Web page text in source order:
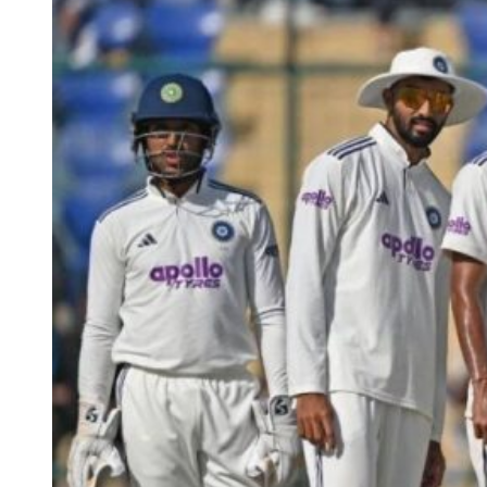
सकता हूं कि अगर मैं भारत के खिलाफ सभी मैच खेलता हूं, तो मुझे
बेहद कठिन एशेज सीरीज से पहले कुछ आराम की जरूरत होगी।”
अगर पैट कमिंस बॉर्डर-गावस्कर ट्रॉफी के बाद, एशेज सीरीज से पहले आराम का
फैसला लेते हैं तो फिर उनके IPL 2027 में नजर आने की संभावना कम ही लग
रही है। ऐसे में काव्या मारन किसी अन्य को पूर्णकालिक कप्तान बनाने का फैसला
ले सकती हैं।
कमिंस के बाहर होने पर इस खिलाड़ी को बनाया जा सकता है SRH
का परमानेंट
IPL 2027 में पैट कमिंस (Pat Cummins) नहीं खेलते हैं तो फिर काव्या मारन
SRH के परमानेंट कप्तान के रूप मेंईशान किशन
का चयन कर सकती हैं। ईशान
ने हालिया सीजन में भी पहले चरण में कप्तानी की थी, जब कमिंस फिटनेस के
कारण उपलब्ध नहीं थे। बल्ले से भी ईशान ने खुद को साबित किया है और उन्हें
घरेलू क्रिकेट में भी लीडरशिप का काफी ज्यादा अनुभव है। इसी वजह से कमिंस
के नाम वापस लेने पर अगले सीजन हैदराबाद की टीम की कमान संभालने के लिए
ईशान बड़े दावेदार होंगे।